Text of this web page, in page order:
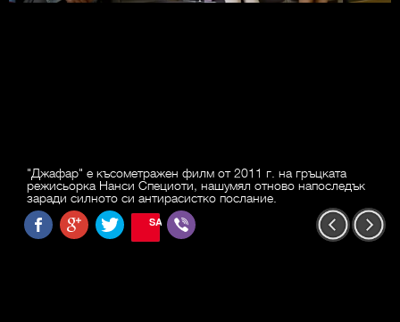
"Джафар" е късометражен филм от 2011 г. на гръцката
режисьорка Нанси Специоти, нашумял отново напоследък
заради силното си антирасистко послание.
SAVE